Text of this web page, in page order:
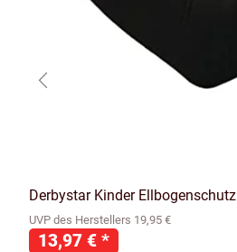
Derbystar Kinder Ellbogenschutz
UVP des Herstellers 19,95 €
13,97 € *